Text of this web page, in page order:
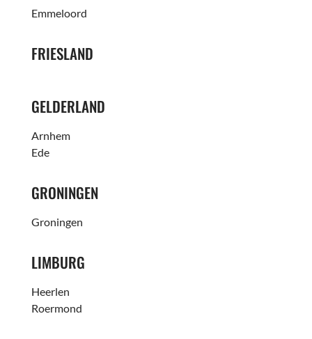
Emmeloord
FRIESLAND
GELDERLAND
Arnhem
Ede
GRONINGEN
Groningen
LIMBURG
Heerlen
Roermond